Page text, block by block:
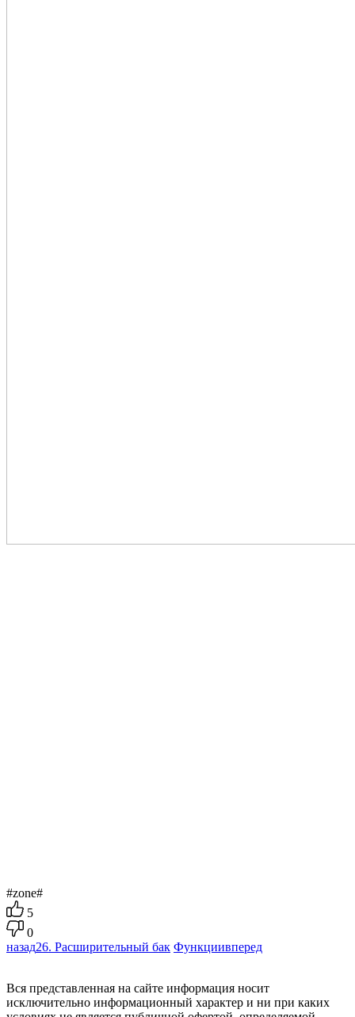
#zone#
5
0
назад26. Расширительный бак Функциивперед
Вся представленная на сайте информация носит
исключительно информационный характер и ни при каких